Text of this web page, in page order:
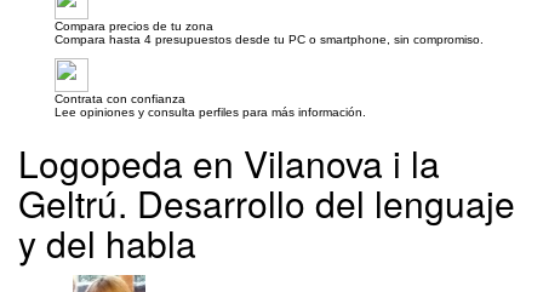
Compara precios de tu zona
Compara hasta 4 presupuestos desde tu PC o smartphone, sin compromiso.
Contrata con confianza
Lee opiniones y consulta perfiles para más información.
Logopeda en Vilanova i la
Geltrú. Desarrollo del lenguaje
y del habla